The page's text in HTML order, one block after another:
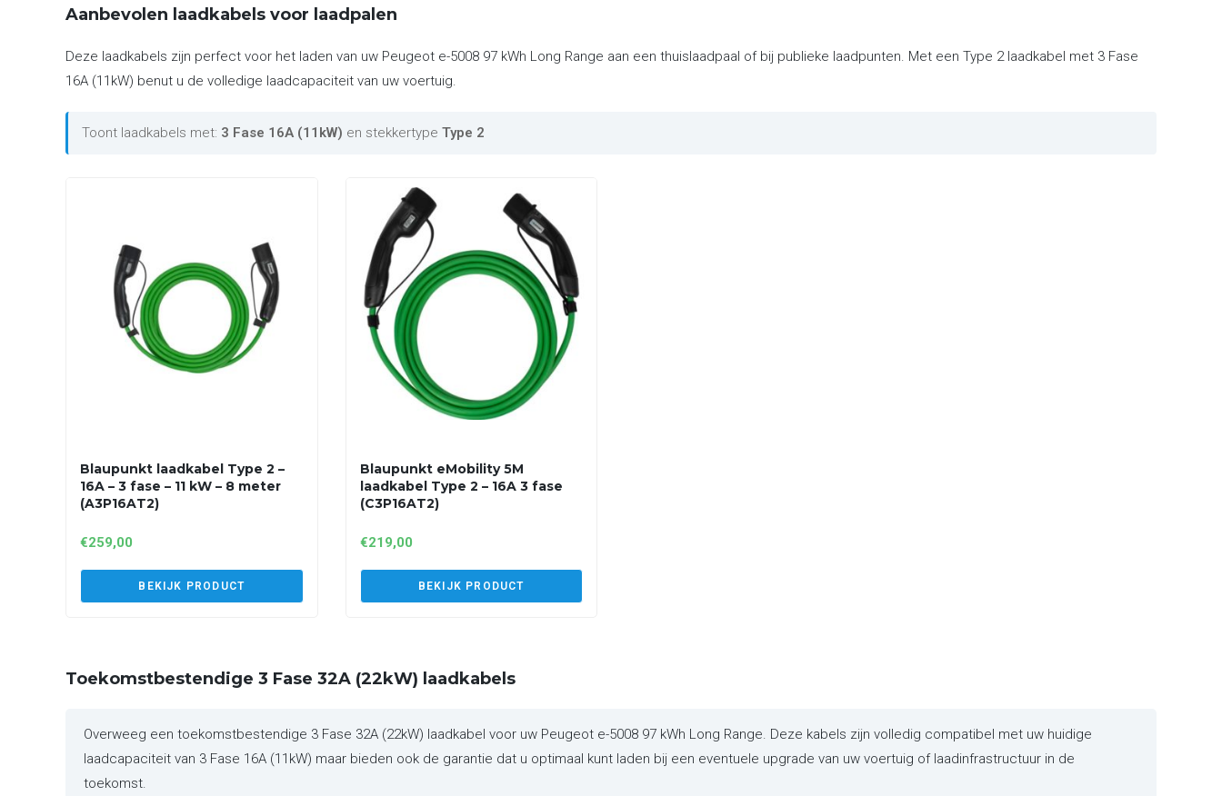
Aanbevolen laadkabels voor laadpalen
Deze laadkabels zijn perfect voor het laden van uw Peugeot e-5008 97 kWh Long Range aan een thuislaadpaal of bij publieke laadpunten. Met een Type 2 laadkabel met 3 Fase
16A (11kW) benut u de volledige laadcapaciteit van uw voertuig.
Toont laadkabels met: 3 Fase 16A (11kW) en stekkertype Type 2
Blaupunkt laadkabel Type 2 –
16A – 3 fase – 11 kW – 8 meter
(A3P16AT2)
€259,00
BEKIJK PRODUCT
Blaupunkt eMobility 5M
laadkabel Type 2 – 16A 3 fase
(C3P16AT2)
€219,00
BEKIJK PRODUCT
Toekomstbestendige 3 Fase 32A (22kW) laadkabels
Overweeg een toekomstbestendige 3 Fase 32A (22kW) laadkabel voor uw Peugeot e-5008 97 kWh Long Range. Deze kabels zijn volledig compatibel met uw huidige
laadcapaciteit van 3 Fase 16A (11kW) maar bieden ook de garantie dat u optimaal kunt laden bij een eventuele upgrade van uw voertuig of laadinfrastructuur in de
toekomst.